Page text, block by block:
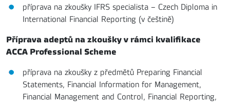
příprava na zkoušky IFRS specialista – Czech Diploma in
International Financial Reporting (v češtině)
Příprava adeptů na zkoušky v rámci kvalifikace
ACCA Professional Scheme
příprava na zkoušky z předmětů Preparing Financial
Statements, Financial Information for Management,
Financial Management and Control, Financial Reporting,